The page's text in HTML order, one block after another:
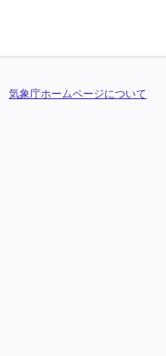
気象庁ホームページについて